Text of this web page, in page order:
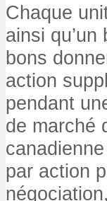
Chaque
ainsi
bons
action
pendant
de marché
par action